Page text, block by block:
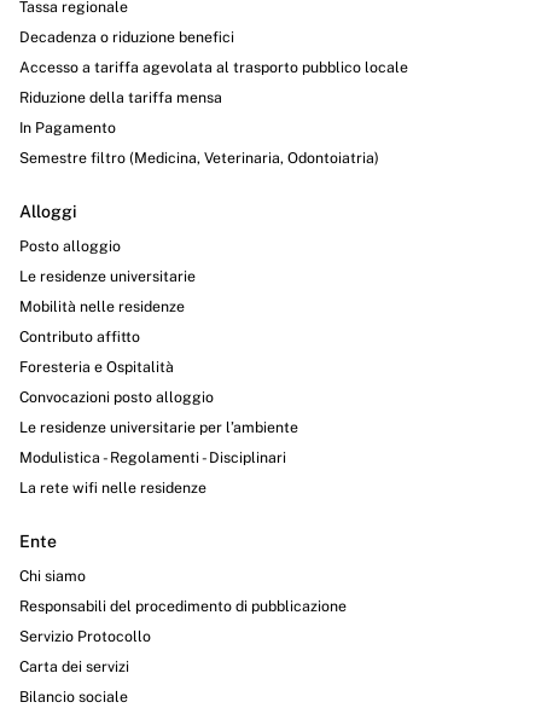
Tassa regionale
Decadenza o riduzione benefici
Accesso a tariffa agevolata al trasporto pubblico locale
Riduzione della tariffa mensa
In Pagamento
Semestre filtro (Medicina, Veterinaria, Odontoiatria)
Alloggi
Posto alloggio
Le residenze universitarie
Mobilità nelle residenze
Contributo affitto
Foresteria e Ospitalità
Convocazioni posto alloggio
Le residenze universitarie per l’ambiente
Modulistica - Regolamenti - Disciplinari
La rete wifi nelle residenze
Ente
Chi siamo
Responsabili del procedimento di pubblicazione
Servizio Protocollo
Carta dei servizi
Bilancio sociale